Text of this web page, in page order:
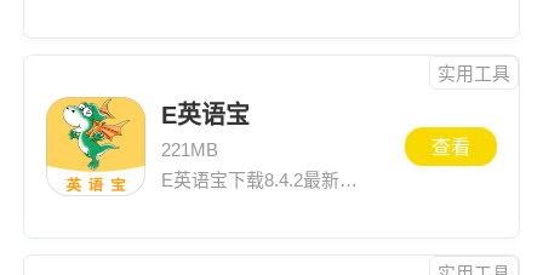
E英语宝
221MB
E英语宝下载8.4.2最新版，历史版本安装尽在一米游网，同时还可以查看最新版E英语宝8.4.2介绍、应用截图、网友评论等E英语宝下载安装信息
查看
实用工具